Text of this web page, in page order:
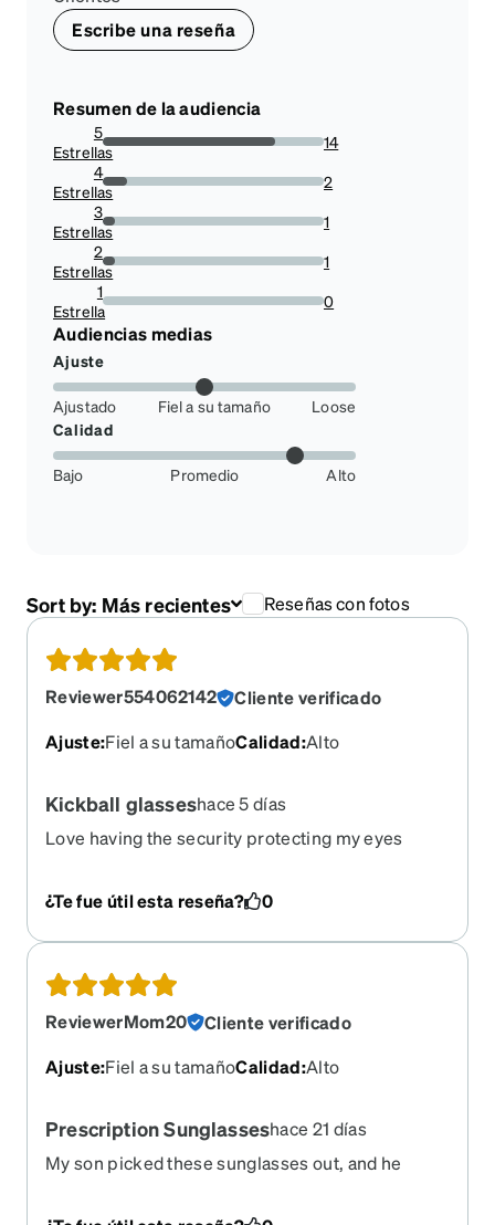
Escribe una reseña
Resumen de la audiencia
5
Estrellas77.77777777777779%
14
4
Estrellas11.11111111111111%
2
3
Estrellas5.555555555555555%
1
2
Estrellas5.555555555555555%
1
1
Estrella0%
0
Audiencias medias
Ajuste
Ajustado Fiel a su tamaño
Loose
Calidad
Bajo Promedio Alto
Sort by: Más recientes Reseñas con fotos
Reviewer554062142
Cliente verificado
Ajuste:Fiel a su tamañoCalidad:Alto
Kickball glasseshace 5 días
Love having the security protecting my eyes
¿Te fue útil esta reseña? 0
ReviewerMom20
Cliente verificado
Ajuste:Fiel a su tamañoCalidad:Alto
Prescription Sunglasseshace 21 días
My son picked these sunglasses out, and he